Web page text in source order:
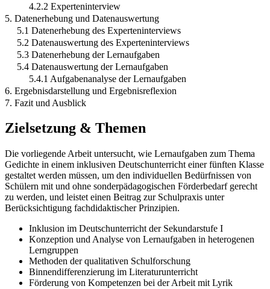
4.2.2 Experteninterview
5. Datenerhebung und Datenauswertung
5.1 Datenerhebung des Experteninterviews
5.2 Datenauswertung des Experteninterviews
5.3 Datenerhebung der Lernaufgaben
5.4 Datenauswertung der Lernaufgaben
5.4.1 Aufgabenanalyse der Lernaufgaben
6. Ergebnisdarstellung und Ergebnisreflexion
7. Fazit und Ausblick
Zielsetzung & Themen
Die vorliegende Arbeit untersucht, wie Lernaufgaben zum Thema
Gedichte in einem inklusiven Deutschunterricht einer fünften Klasse
gestaltet werden müssen, um den individuellen Bedürfnissen von
Schülern mit und ohne sonderpädagogischen Förderbedarf gerecht
zu werden, und leistet einen Beitrag zur Schulpraxis unter
Berücksichtigung fachdidaktischer Prinzipien.
Inklusion im Deutschunterricht der Sekundarstufe I
Konzeption und Analyse von Lernaufgaben in heterogenen
Lerngruppen
Methoden der qualitativen Schulforschung
Binnendifferenzierung im Literaturunterricht
Förderung von Kompetenzen bei der Arbeit mit Lyrik